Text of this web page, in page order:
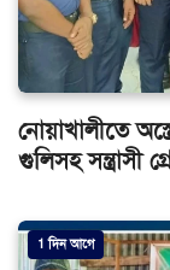
নোয়াখালীতে
গুলিসহ সন্ত্রাসী
1 দিন আগে